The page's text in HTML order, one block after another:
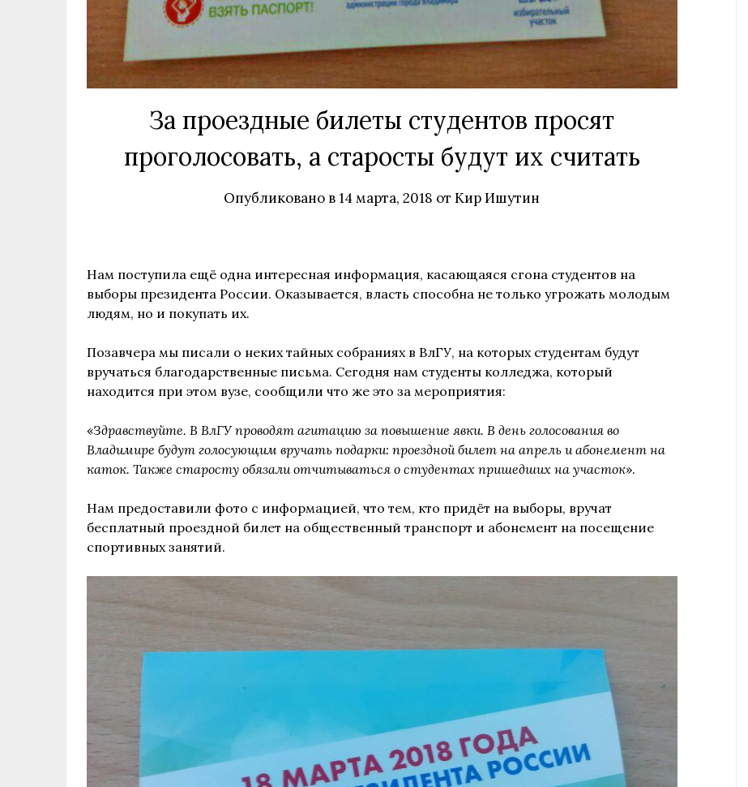
За проездные билеты студентов просят
проголосовать, а старосты будут их считать
Опубликовано в14 марта, 2018 отКир Ишутин
Нам поступила ещё одна интересная информация, касающаяся сгона студентов на
выборы президента России. Оказывается, власть способна не только угрожать молодым
людям, но и покупать их.
Позавчера мы писали о неких тайных собраниях в ВлГУ, на которых студентам будут
вручаться благодарственные письма. Сегодня нам студенты колледжа, который
находится при этом вузе, сообщили что же это за мероприятия:
«Здравствуйте. В ВлГУ проводят агитацию за повышение явки. В день голосования во
Владимире будут голосующим вручать подарки: проездной билет на апрель и абонемент на
каток. Также старосту обязали отчитываться о студентах пришедших на участок».
Нам предоставили фото с информацией, что тем, кто придёт на выборы, вручат
бесплатный проездной билет на общественный транспорт и абонемент на посещение
спортивных занятий.